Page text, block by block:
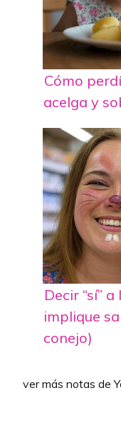
Cómo
acelga y
Decir “sí”
implique
conejo)
ver más notas de